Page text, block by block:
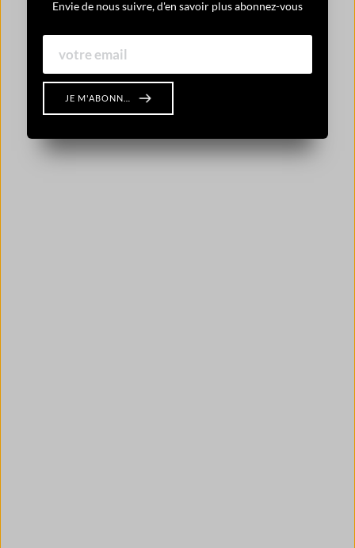
Envie de nous suivre, d'en savoir plus abonnez-vous
JE M'ABONNE